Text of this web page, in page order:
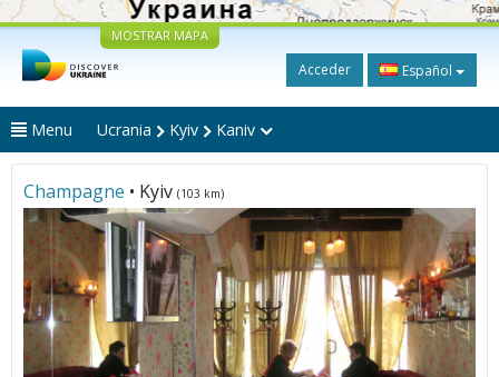
MOSTRAR MAPA
Acceder Español
Menu Ucrania Kyiv Kaniv
Champagne • Kyiv (103 km)